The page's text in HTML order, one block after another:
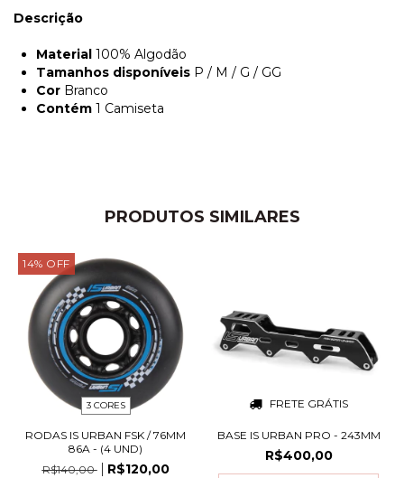
Descrição
Material 100% Algodão
Tamanhos disponíveis P / M / G / GG
Cor Branco
Contém 1 Camiseta
PRODUTOS SIMILARES
14% OFF
3 CORES
RODAS IS URBAN FSK / 76MM
86A - (4 UND)
R$140,00
R$120,00
FRETE GRÁTIS
BASE IS URBAN PRO - 243MM
R$400,00